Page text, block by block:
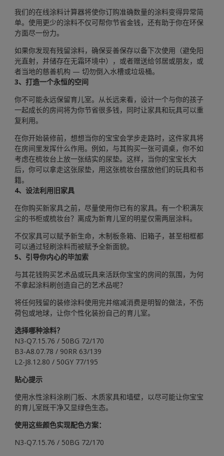
我们的在线涂料计算器将使你订购准确数量的涂料变得异常简
单。使用更少的涂料不仅可帮你节省金钱，还有助于你在环保
方面尽一份力。
如果你发现有残留涂料，确保妥善保存以备下次使用（避免阳
光直射，并储存在无霜环境中），或者赠送给邻居或朋友，或
者当地的慈善机构 — 切勿倒入水槽或垃圾桶。
3、打造一个永恒的空间
你不可能永远保留育儿室。从长远来看，设计一个与你的孩子
一起成长的房间将为你节省很多钱，同时让家具和玩具可以重
复利用。
在你开始装修前，想想当你的宝宝会学步走路时，这件家具将
在房间里发挥什么作用。例如，与其购买一张可调桌，你不如
考虑在梳妆台上放一张结实的尿垫。这样，当你的宝宝长大
后，你可以拿走这张尿垫，用这张梳妆台摆放他们的玩具和书
籍。
4、设法利用旧家具
在你购买新家具之前，尽量使用你已有的家具。有一个积满灰
尘的书柜或梳妆台？离成为新育儿室的明星仅需两层涂料。
不仅家具可以赋予新生命，木制板条箱、旧箱子，甚至相框都
可以通过轻刷涂料而被赋予全新面貌。
5、引导你内心的毕加索
与其花钱购买艺术品或玩具来活跃你宝宝的房间的氛围，为何
不拿起涂料刷创造自己的艺术品呢？
将任何残留的装修涂料使用完并缩减消费是明智的做法，不伤
荷包或地球，让你个性化装扮自己的育儿室。
选择哪种涂料？
N3-Q7.15.76 / 50BG 72/170
B3-A8.07.78 / 90RR 63/139
L2-J8.12.80 / 50GY 77/195
贴心提示
使用水性涂料涂刷门板、木质家具和墙壁，以尽可能让你宝宝
的育儿室既干净又显绿色生态。
使用这些颜色实现配色方案：
N3-Q7.15.76 / 50BG 72/170